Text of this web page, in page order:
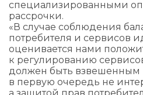
специализированными
рассрочки.
«В случае соблюдения
потребителя и сервисов
оценивается нами
к регулированию
должен быть
в первую очередь не